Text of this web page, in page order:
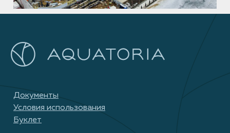
Документы
Условия использования
Буклет